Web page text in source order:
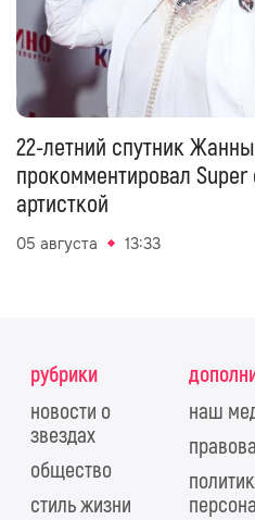
22-летний спутник
прокомментировал
артисткой
05 августа 13:33
рубрики
новости о
звездах
общество
стиль жизни
наш